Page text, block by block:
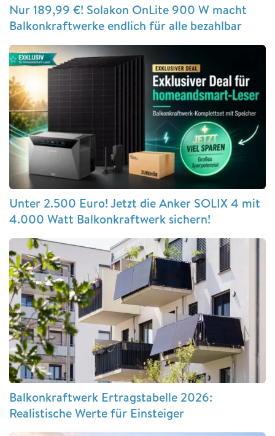
Nur 189,99 €! Solakon OnLite 900 W macht
Balkonkraftwerke endlich für alle bezahlbar
Unter 2.500 Euro! Jetzt die Anker SOLIX 4 mit
4.000 Watt Balkonkraftwerk sichern!
Balkonkraftwerk Ertragstabelle 2026:
Realistische Werte für Einsteiger